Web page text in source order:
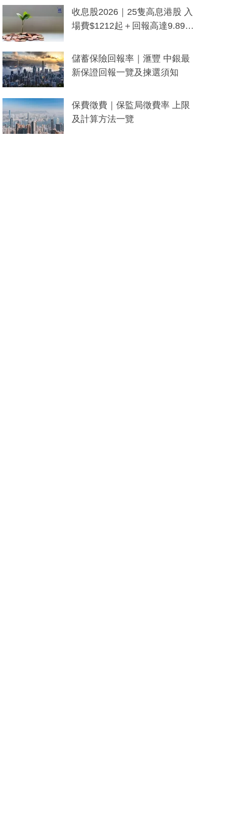
y及香港限定特調系列
收息股2026｜25隻高息港股 入
場費$1212起＋回報高達9.89
儲蓄保險回報率｜滙豐 中銀最
新保證回報一覽及揀選須知
保費徵費｜保監局徵費率 上限
及計算方法一覽